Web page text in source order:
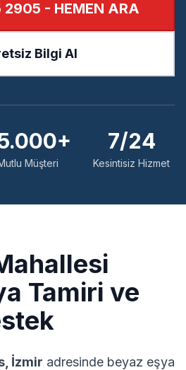
2905 - HEMEN ARA
Bilgi Al
Müşteri
7/24
Kesintisiz Hizmet
Tamiri ve
İzmir adresinde beyaz eşya